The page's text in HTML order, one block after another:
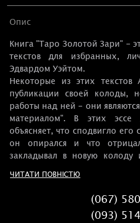
Опис
Книга "Таро Золотой Зари" -
текстов для избранных,
Эдвардом Уэйтом.
Некоторые из этих
публикации своей колоды,
работы над ней - они
материалом". В этих
объясняет, что сподвигло его
он опирался и что
закладывал в новую
Также книга
неопубликованной подборки
ордена Розы и Креста"
каббалистических систем, в
ЧИТАТИ ПОВНІСТЮ
(067)
(093)